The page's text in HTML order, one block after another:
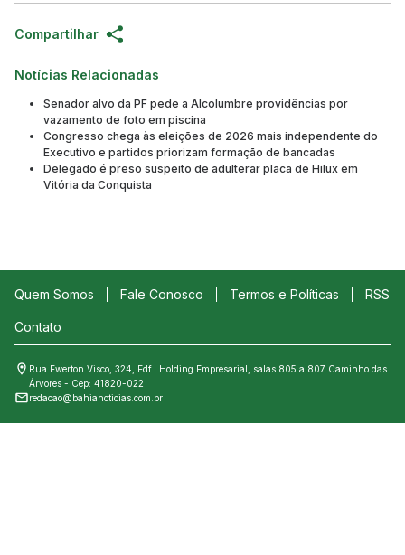
Compartilhar
Notícias Relacionadas
Senador alvo da PF pede a Alcolumbre providências por
vazamento de foto em piscina
Congresso chega às eleições de 2026 mais independente do
Executivo e partidos priorizam formação de bancadas
Delegado é preso suspeito de adulterar placa de Hilux em
Vitória da Conquista
Quem Somos Fale Conosco Termos e Políticas RSS
Contato
Rua Ewerton Visco, 324, Edf.: Holding Empresarial, salas 805 a 807 Caminho das
Árvores - Cep: 41820-022
redacao@bahianoticias.com.br